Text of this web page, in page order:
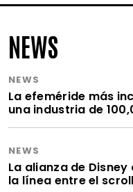
NEWS
NEWS
La efeméride más
una industria de
NEWS
La alianza de
la línea entre el